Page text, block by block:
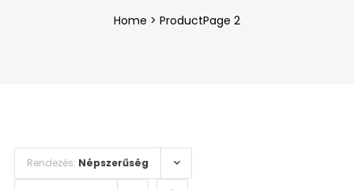
Home > ProductPage 2
Rendezés: Népszerűség